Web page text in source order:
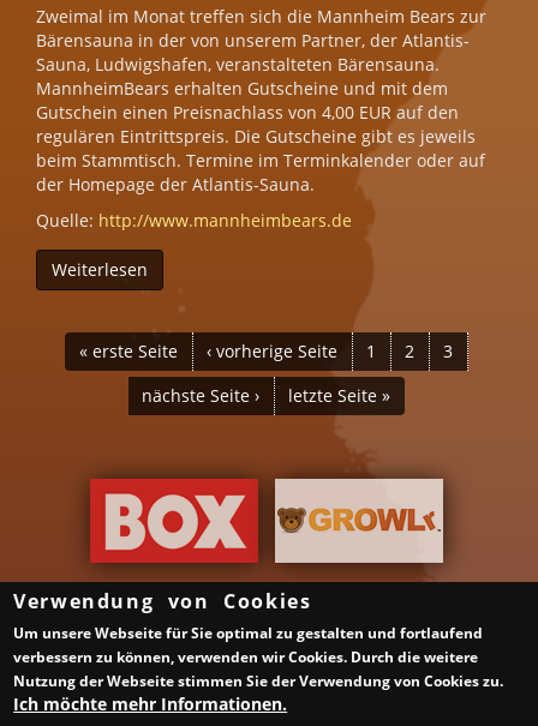
Zweimal im Monat treffen sich die Mannheim Bears zur
Bärensauna in der von unserem Partner, der Atlantis-
Sauna, Ludwigshafen, veranstalteten Bärensauna.
MannheimBears erhalten Gutscheine und mit dem
Gutschein einen Preisnachlass von 4,00 EUR auf den
regulären Eintrittspreis. Die Gutscheine gibt es jeweils
beim Stammtisch. Termine im Terminkalender oder auf
der Homepage der Atlantis-Sauna.
Quelle: http://www.mannheimbears.de
Weiterlesen
SEITEN
« erste Seite ‹ vorherige Seite 1 2
3
nächste Seite ›
letzte Seite »
Über uns
Gruppen & Veranstalter
Gay Saunen in Deutschland
Schwule Bars in Deutschland
Samstag ist ein guter Tag
Impressum
Verwendung von Cookies
Um unsere Webseite für Sie optimal zu gestalten und fortlaufend
verbessern zu können, verwenden wir Cookies. Durch die weitere
Nutzung der Webseite stimmen Sie der Verwendung von Cookies zu.
Ich möchte mehr Informationen.